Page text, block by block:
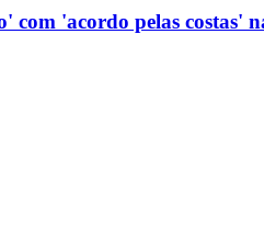
com 'acordo pelas costas'